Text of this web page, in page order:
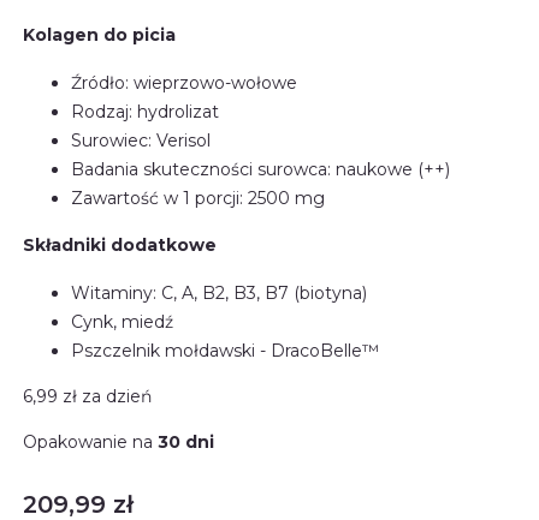
Kolagen do picia
Źródło: wieprzowo-wołowe
Rodzaj: hydrolizat
Surowiec: Verisol
Badania skuteczności surowca: naukowe (++)
Zawartość w 1 porcji: 2500 mg
Składniki dodatkowe
Witaminy: C, A, B2, B3, B7 (biotyna)
Cynk, miedź
Pszczelnik mołdawski - DracoBelle™
6,99 zł za dzień
Opakowanie na 30 dni
Cena
209,99 zł